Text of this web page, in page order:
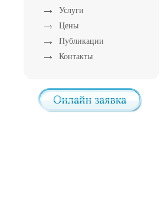
Услуги
Цены
Публикации
Контакты